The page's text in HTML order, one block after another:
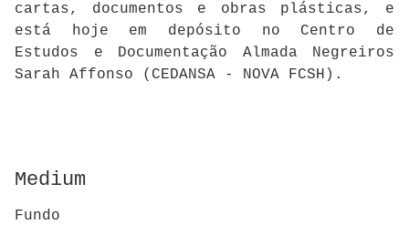
cartas, documentos e obras plásticas, e
está hoje em depósito no Centro de
Estudos e Documentação Almada Negreiros
Sarah Affonso (CEDANSA - NOVA FCSH).
Medium
Fundo